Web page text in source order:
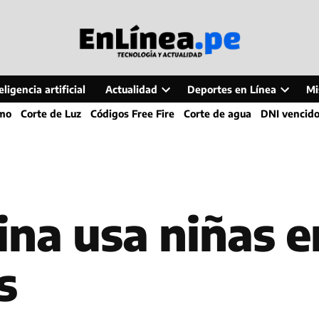
artificial Actualidad
Open
dropdown
Deportes en Línea
Open
dropdown
Corte de Luz Códigos Free Fire Corte de agua DNI vencido
usa niñas